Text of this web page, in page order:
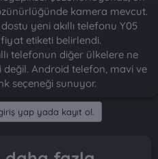
kamera mevcut.
yeni akıllı telefonu Y05
etiketi belirlendi.
telefonun diğer ülkelere ne
değil. Android telefon, mavi ve
seçeneği sunuyor.
yap yada kayıt ol.